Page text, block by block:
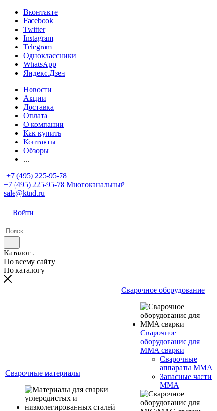
Вконтакте
Facebook
Twitter
Instagram
Telegram
Одноклассники
WhatsApp
Яндекс.Дзен
Новости
Акции
Доставка
Оплата
О компании
Как купить
Контакты
Обзоры
...
+7 (495) 225-95-78
+7 (495) 225-95-78 Многоканальный
sale@ktnd.ru
Войти
Каталог
По всему сайту
По каталогу
Сварочные материалы
Сварочное оборудование
Сварочное
оборудование для
MMA сварки
Сварочные
аппараты MMA
Запасные части
MMA